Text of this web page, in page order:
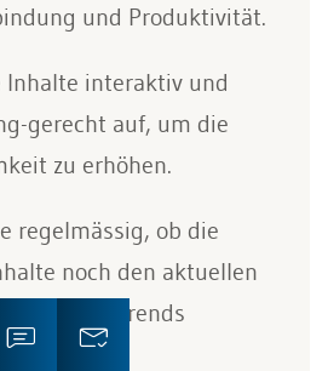
und Produktivität.
Inhalte interaktiv und
gerecht auf, um die
zu erhöhen.
regelmässig, ob die
noch den aktuellen